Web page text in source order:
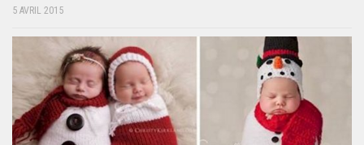
5 AVRIL 2015